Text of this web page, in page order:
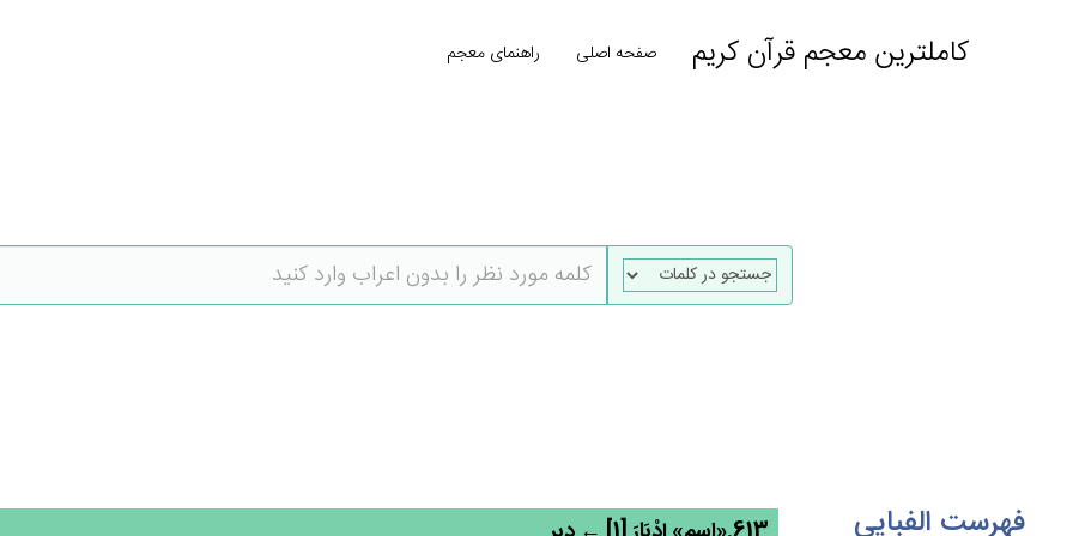
کاملترین معجم قرآن کریم صفحه اصلی راهنمای معجم
فهرست الفبایی